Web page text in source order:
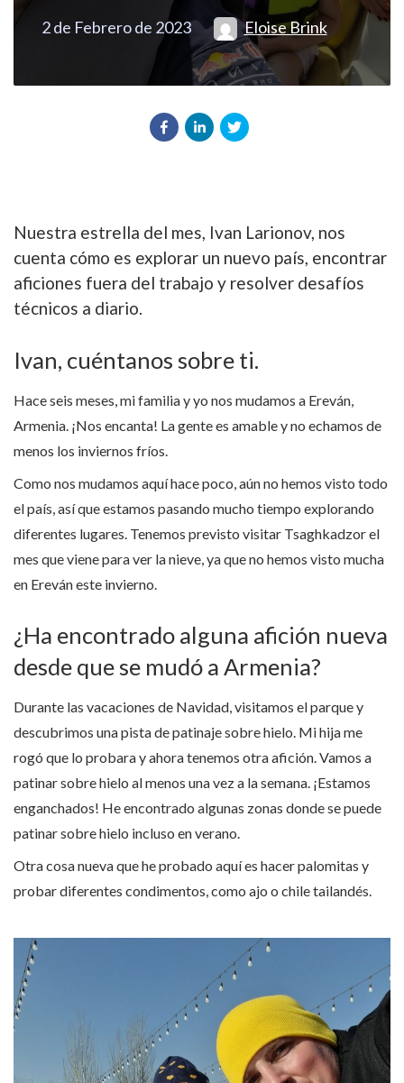
2 de Febrero de 2023 Eloise Brink
Nuestra estrella del mes, Ivan Larionov, nos
cuenta cómo es explorar un nuevo país, encontrar
aficiones fuera del trabajo y resolver desafíos
técnicos a diario.
Ivan, cuéntanos sobre ti.
Hace seis meses, mi familia y yo nos mudamos a Ereván,
Armenia. ¡Nos encanta! La gente es amable y no echamos de
menos los inviernos fríos.
Como nos mudamos aquí hace poco, aún no hemos visto todo
el país, así que estamos pasando mucho tiempo explorando
diferentes lugares. Tenemos previsto visitar Tsaghkadzor el
mes que viene para ver la nieve, ya que no hemos visto mucha
en Ereván este invierno.
¿Ha encontrado alguna afición nueva
desde que se mudó a Armenia?
Durante las vacaciones de Navidad, visitamos el parque y
descubrimos una pista de patinaje sobre hielo. Mi hija me
rogó que lo probara y ahora tenemos otra afición. Vamos a
patinar sobre hielo al menos una vez a la semana. ¡Estamos
enganchados! He encontrado algunas zonas donde se puede
patinar sobre hielo incluso en verano.
Otra cosa nueva que he probado aquí es hacer palomitas y
probar diferentes condimentos, como ajo o chile tailandés.